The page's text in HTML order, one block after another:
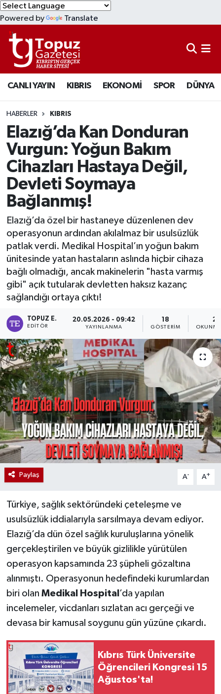
Powered by Translate
CANLI YAYIN KIBRIS EKONOMİ SPOR DÜNYA
HABERLER KIBRIS
Elazığ’da Kan Donduran
Vurgun: Yoğun Bakım
Cihazları Hastaya Değil,
Devleti Soymaya
Bağlanmış!
Elazığ’da özel bir hastaneye düzenlenen dev
operasyonun ardından akılalmaz bir usulsüzlük
patlak verdi. Medikal Hospital’ın yoğun bakım
ünitesinde yatan hastaların aslında hiçbir cihaza
bağlı olmadığı, ancak makinelerin "hasta varmış
gibi" açık tutularak devletten haksız kazanç
sağlandığı ortaya çıktı!
TOPUZ E.
EDITÖR
20.05.2026 - 09:42
YAYINLANMA
18
GÖSTERIM
2
Paylaş A- A+
Türkiye, sağlık sektöründeki çeteleşme ve
usulsüzlük iddialarıyla sarsılmaya devam ediyor.
Elazığ’da dün özel sağlık kuruluşlarına yönelik
gerçekleştirilen ve büyük gizlilikle yürütülen
operasyon kapsamında 23 şüpheli gözaltına
alınmıştı. Operasyonun hedefindeki kurumlardan
biri olan Medikal Hospital ’da yapılan
incelemeler, vicdanları sızlatan acı gerçeği ve
devasa bir kamusal soygunu gün yüzüne çıkardı.
Kıbrıs Türk Üniversite
Öğrencileri Kongresi 15
Ağustos'ta!
KIBRIS
DÜNYA
EKONOMİ
MAGAZİN
SAĞLIK
SPOR
TEKNOLOJİ
Lefkoşa Nöbetçi Eczaneler
Lefkoşa Hava Durumu
Lefkoşa Trafik Yoğunluk Haritası
Süper Lig Puan Durumu ve Fikstür
Tüm Manşetler
Son Dakika Haberleri
Haber Arşivi